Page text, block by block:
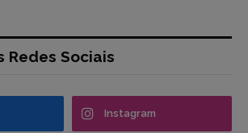
Redes Sociais
Instagram